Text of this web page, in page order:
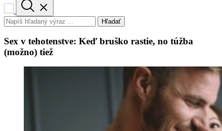
Hľadať
Sex v tehotenstve: Keď bruško rastie, no túžba
(možno) tiež